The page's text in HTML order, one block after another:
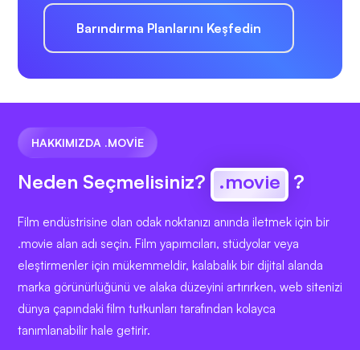
Barındırma Planlarını Keşfedin
HAKKIMIZDA .MOVIE
Neden Seçmelisiniz? .movie ?
Film endüstrisine olan odak noktanızı anında iletmek için bir
.movie alan adı seçin. Film yapımcıları, stüdyolar veya
eleştirmenler için mükemmeldir, kalabalık bir dijital alanda
marka görünürlüğünü ve alaka düzeyini artırırken, web sitenizi
dünya çapındaki film tutkunları tarafından kolayca
tanımlanabilir hale getirir.